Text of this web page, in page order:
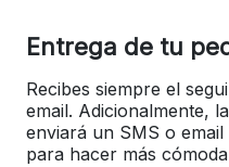
Entrega de tu
Recibes siempre el
email. Adicionalmente,
enviará un SMS o
para hacer más